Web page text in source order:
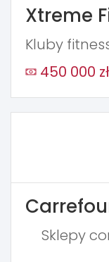
Xtreme
Kluby
450 000 zł
Sklepy